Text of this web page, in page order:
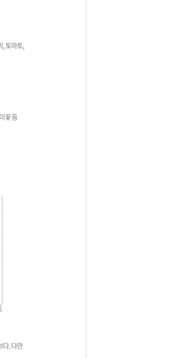
, 토마토,
꽃 등
다. 다만